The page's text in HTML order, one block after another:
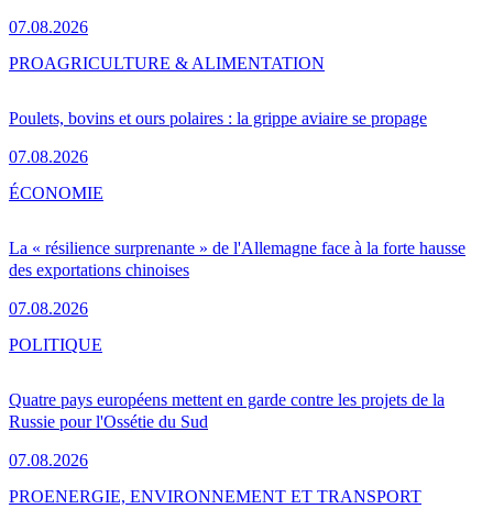
07.08.2026
Poulets, bovins et ours polaires : la grippe aviaire se propage
07.08.2026
PROAGRICULTURE & ALIMENTATION
La « résilience surprenante » de l'Allemagne face à la forte hausse
des exportations chinoises
07.08.2026
ÉCONOMIE
Quatre pays européens mettent en garde contre les projets de la
Russie pour l'Ossétie du Sud
07.08.2026
POLITIQUE
PROENERGIE, ENVIRONNEMENT ET TRANSPORT